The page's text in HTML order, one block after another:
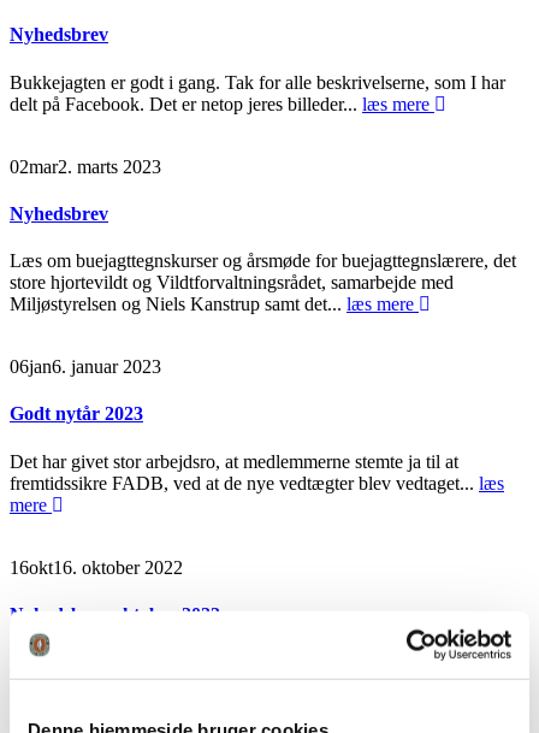
Nyhedsbrev
Bukkejagten er godt i gang. Tak for alle beskrivelserne, som I har
delt på Facebook. Det er netop jeres billeder... læs mere
02mar2. marts 2023
Nyhedsbrev
Læs om buejagttegnskurser og årsmøde for buejagttegnslærere, det
store hjortevildt og Vildtforvaltningsrådet, samarbejde med
Miljøstyrelsen og Niels Kanstrup samt det... læs mere
06jan6. januar 2023
Godt nytår 2023
Det har givet stor arbejdsro, at medlemmerne stemte ja til at
fremtidssikre FADB, ved at de nye vedtægter blev vedtaget... læs
mere
16okt16. oktober 2022
Nyhedsbrev oktober 2022
Nyhedsbrev-oktober-2022
sep19. september 2022